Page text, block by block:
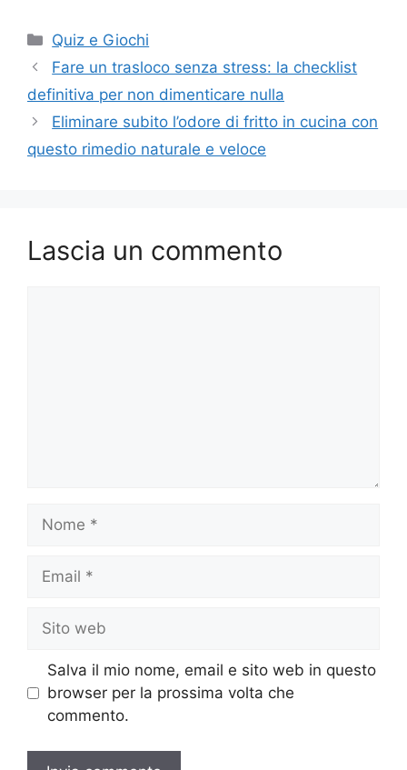
Categorie
Quiz e Giochi
Fare un trasloco senza stress: la checklist
definitiva per non dimenticare nulla
Eliminare subito l’odore di fritto in cucina con
questo rimedio naturale e veloce
Lascia un commento
Nome
Email
Sito
web
Salva il mio nome, email e sito web in questo
browser per la prossima volta che
commento.